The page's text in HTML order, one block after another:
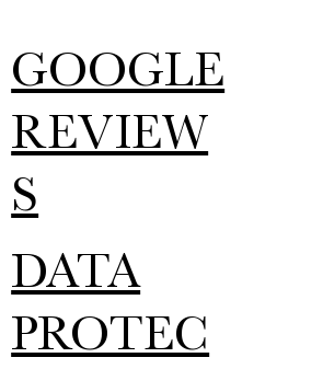
GOOGLE
REVIEW
S
DATA
PROTEC